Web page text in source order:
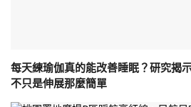
每天練瑜伽真的能改善睡眠？研究揭
不只是伸展那麼簡單